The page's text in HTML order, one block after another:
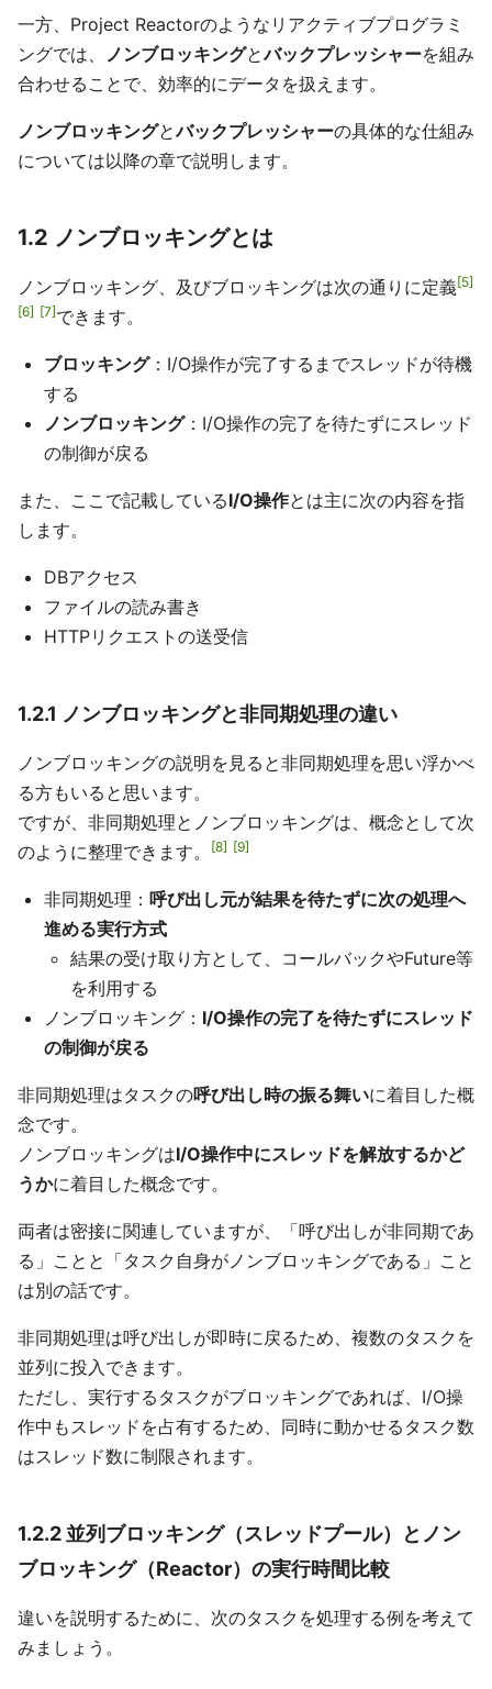
一方、Project Reactorのようなリアクティブプログラミ
ングでは、 ノンブロッキングとバックプレッシャーを組み
合わせることで、効率的にデータを扱えます。
ノンブロッキングとバックプレッシャーの具体的な仕組み
については以降の章で説明します。
1.2 ノンブロッキングとは
ノンブロッキング、及びブロッキングは次の通りに定義 5
6
7 できます。
ブロッキング：I/O操作が完了するまでスレッドが待機
する
ノンブロッキング：I/O操作の完了を待たずにスレッド
の制御が戻る
また、ここで記載しているI/O操作とは主に次の内容を指
します。
DBアクセス
ファイルの読み書き
HTTPリクエストの送受信
1.2.1 ノンブロッキングと非同期処理の違い
ノンブロッキングの説明を見ると非同期処理を思い浮かべ
る方もいると思います。
ですが、非同期処理とノンブロッキングは、概念として次
のように整理できます。
8 9
非同期処理： 呼び出し元が結果を待たずに次の処理へ
進める実行方式
結果の受け取り方として、コールバックやFuture等
を利用する
ノンブロッキング： I/O操作の完了を待たずにスレッド
の制御が戻る
非同期処理はタスクの呼び出し時の振る舞いに着目した概
念です。
ノンブロッキングはI/O操作中にスレッドを解放するかど
うかに着目した概念です。
両者は密接に関連していますが、「呼び出しが非同期であ
る」ことと「タスク自身がノンブロッキングである」こと
は別の話です。
非同期処理は呼び出しが即時に戻るため、複数のタスクを
並列に投入できます。
ただし、実行するタスクがブロッキングであれば、I/O操
作中もスレッドを占有するため、同時に動かせるタスク数
はスレッド数に制限されます。
1.2.2 並列ブロッキング（スレッドプール）とノン
ブロッキング（Reactor）の実行時間比較
違いを説明するために、次のタスクを処理する例を考えて
みましょう。